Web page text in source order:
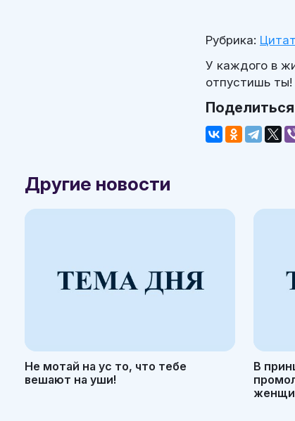
Рубрика:
У каждого в
отпустишь ты!
Другие новости
Не мотай на ус то, что тебе
вешают на уши!
В